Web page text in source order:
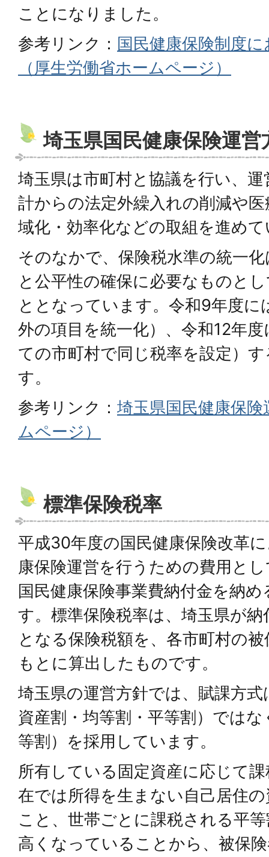
ことになりました。
参考リンク： 国民健康保険制度
（厚生労働省ホームページ）
埼玉県国民健康保険運
埼玉県は市町村と協議を行い、
計からの法定外繰入れの削減や
域化・効率化などの取組を進め
そのなかで、保険税水準の統一
と公平性の確保に必要なものと
ととなっています。令和9年度に
外の項目を統一化）、令和12年
ての市町村で同じ税率を設定）
す。
参考リンク： 埼玉県国民健康保
ムページ）
標準保険税率
平成30年度の国民健康保険改革
康保険運営を行うための費用と
国民健康保険事業費納付金を納
す。標準保険税率は、埼玉県が
となる保険税額を、各市町村の
もとに算出したものです。
埼玉県の運営方針では、賦課方
資産割・均等割・平等割）では
等割）を採用しています。
所有している固定資産に応じて
在では所得を生まない自己居住
こと、世帯ごとに課税される平
高くなっていることから、被保